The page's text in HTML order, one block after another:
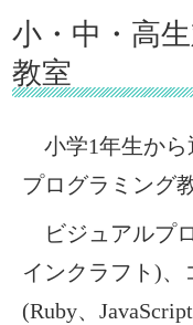
小・中・高
教室
小学1年生か
プログラミング
ビジュアルプ
インクラフト)
(Ruby、